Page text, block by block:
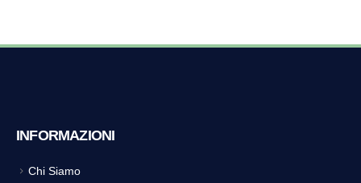
INFORMAZIONI
Chi Siamo